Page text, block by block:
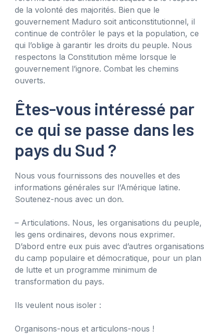
de la volonté des majorités. Bien que le
gouvernement Maduro soit anticonstitutionnel, il
continue de contrôler le pays et la population, ce
qui l’oblige à garantir les droits du peuple. Nous
respectons la Constitution même lorsque le
gouvernement l’ignore. Combat les chemins
ouverts.
Êtes-vous intéressé par
ce qui se passe dans les
pays du Sud ?
Nous vous fournissons des nouvelles et des
informations générales sur l’Amérique latine.
Soutenez-nous avec un don.
– Articulations. Nous, les organisations du peuple,
les gens ordinaires, devons nous exprimer.
D’abord entre eux puis avec d’autres organisations
du camp populaire et démocratique, pour un plan
de lutte et un programme minimum de
transformation du pays.
Ils veulent nous isoler :
Organisons-nous et articulons-nous !